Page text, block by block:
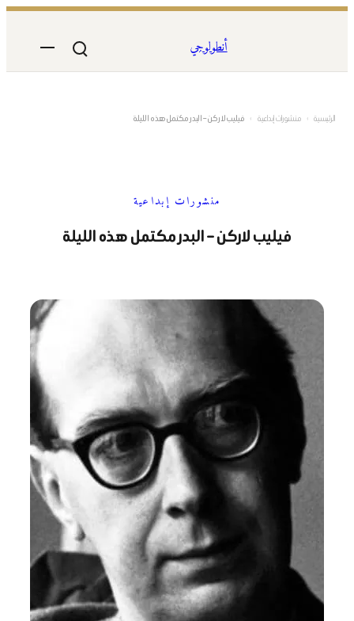
المحتوى
أنطولوجي
الرئيسية › منشورات إبداعية › فيليب لاركن – البدر مكتمل هذه الليلة
منشورات إبداعية
فيليب لاركن – البدر مكتمل هذه الليلة